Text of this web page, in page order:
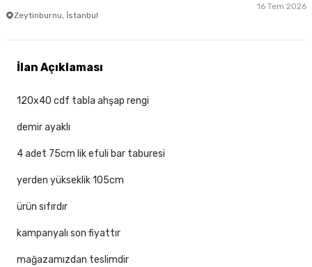
Zeytinburnu, İstanbul
16 Tem 2026
İlan Açıklaması
120x40 cdf tabla ahşap rengi
demir ayaklı
4 adet 75cm lik efuli bar taburesi
yerden yükseklik 105cm
ürün sıfırdır
kampanyalı son fiyattır
mağazamızdan teslimdir